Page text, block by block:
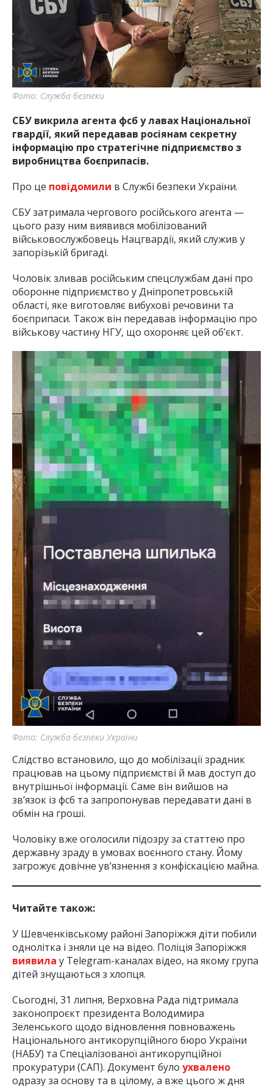
найважливішу інформацію про події
міста Запоріжжя та області.
Фото: Служба безпеки
СБУ викрила агента фсб у лавах Національної
гвардії, який передавав росіянам секретну
інформацію про стратегічне підприємство з
виробництва боєприпасів.
Про це повідомили в Службі безпеки України.
СБУ затримала чергового російського агента —
цього разу ним виявився мобілізований
військовослужбовець Нацгвардії, який служив у
запорізькій бригаді.
Чоловік зливав російським спецслужбам дані про
оборонне підприємство у Дніпропетровській
області, яке виготовляє вибухові речовини та
боєприпаси. Також він передавав інформацію про
військову частину НГУ, що охороняє цей об’єкт.
Фото: Служба безпеки України
Слідство встановило, що до мобілізації зрадник
працював на цьому підприємстві й мав доступ до
внутрішньої інформації. Саме він вийшов на
зв’язок із фсб та запропонував передавати дані в
обмін на гроші.
Чоловіку вже оголосили підозру за статтею про
державну зраду в умовах воєнного стану. Йому
загрожує довічне ув’язнення з конфіскацією майна.
Читайте також:
У Шевченківському районі Запоріжжя діти побили
однолітка і зняли це на відео. Поліція Запоріжжя
виявила у Telegram-каналах відео, на якому група
дітей знущаються з хлопця.
Сьогодні, 31 липня, Верховна Рада підтримала
законопроєкт президента Володимира
Зеленського щодо відновлення повноважень
Національного антикорупційного бюро України
(НАБУ) та Спеціалізованої антикорупційної
прокуратури (САП). Документ було ухвалено
одразу за основу та в цілому, а вже цього ж дня